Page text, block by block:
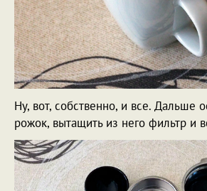
Ну, вот, собственно, и все. Дальше
рожок, вытащить из него фильтр и